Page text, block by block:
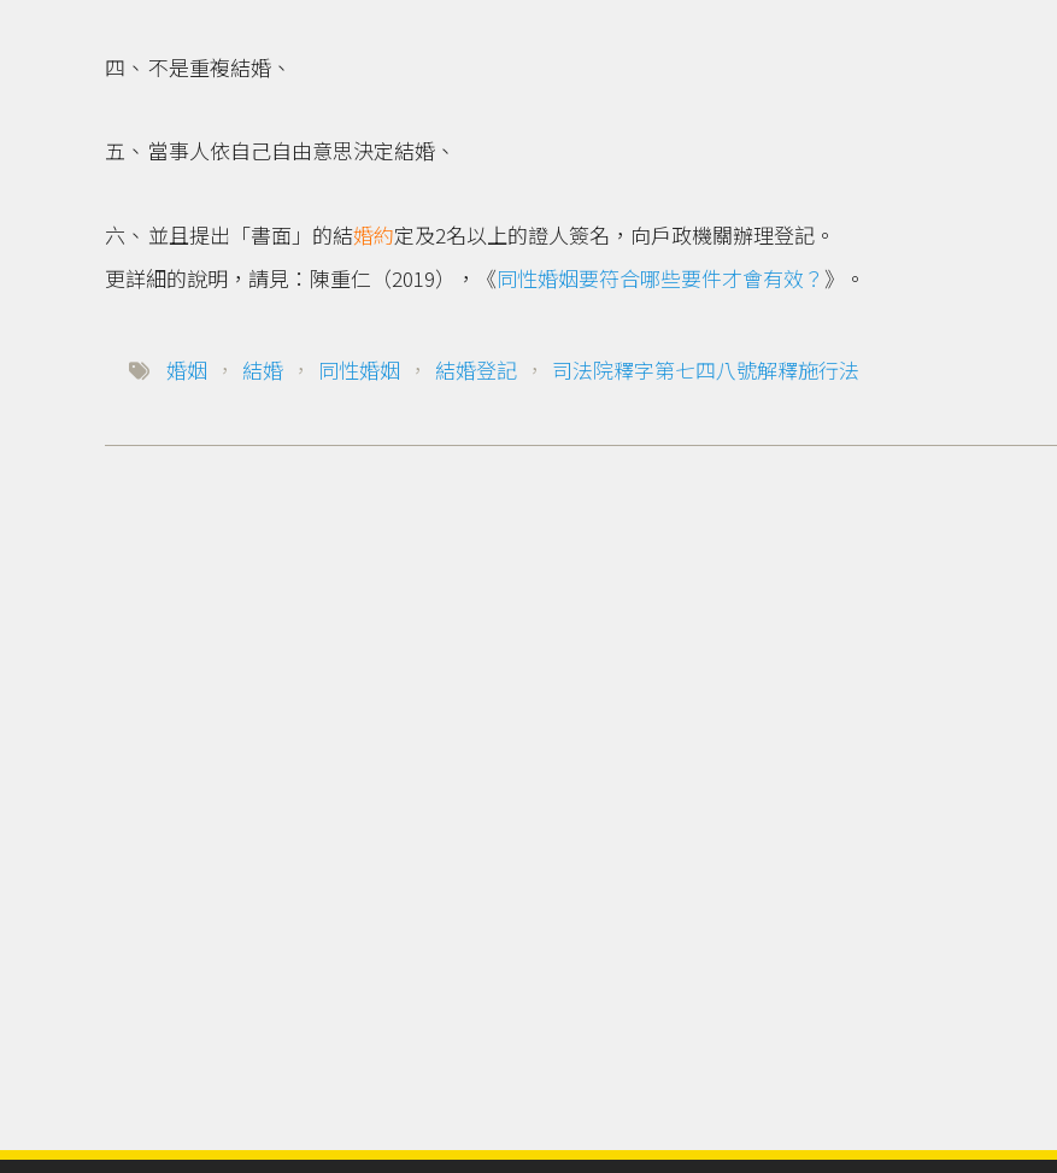
不是重複結婚、
當事人依自己自由意思決定結婚、
並且提出「書面」的結婚約定及2名以上的證人簽名，向戶政機關辦理登記。
更詳細的說明，請見：陳重仁（2019），《同性婚姻要符合哪些要件才會有效？ 》。
婚姻 ， 結婚 ， 同性婚姻 ， 結婚登記 ， 司法院釋字第七四八號解釋施行法